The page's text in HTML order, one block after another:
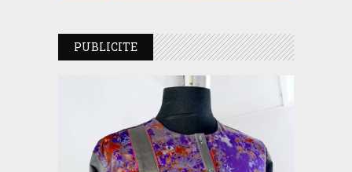
PUBLICITE